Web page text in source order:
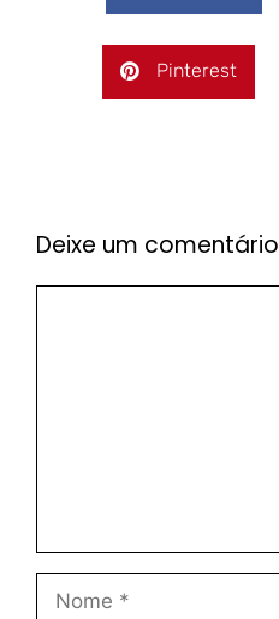
Pinterest
Deixe um comentário